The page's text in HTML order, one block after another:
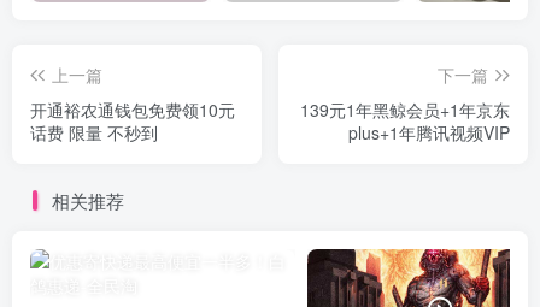
上一篇
开通裕农通钱包免费领10元
话费 限量 不秒到
下一篇
139元1年黑鲸会员+1年京东
plus+1年腾讯视频VIP
相关推荐